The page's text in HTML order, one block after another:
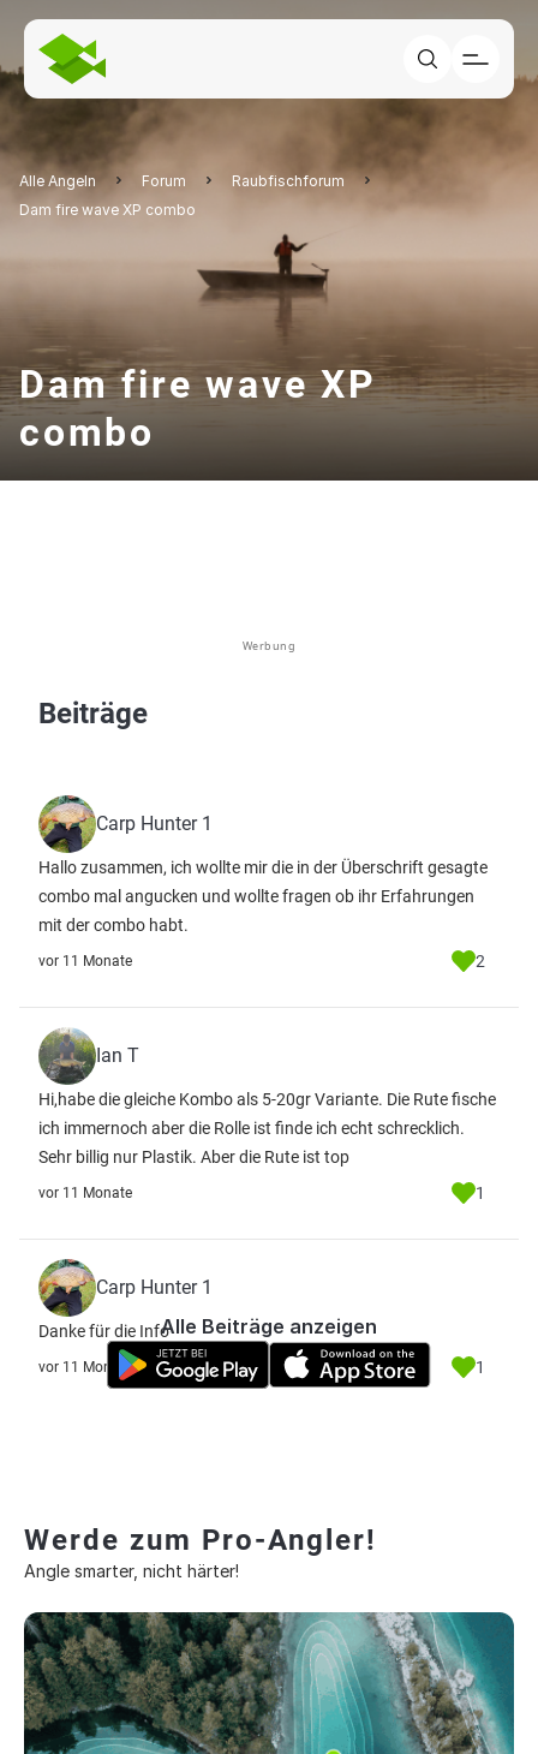
Alle Angeln Forum
Raubfischforum
Dam fire wave XP combo
Dam fire wave XP
combo
Werbung
Beiträge
Carp Hunter 1
Hallo zusammen, ich wollte mir die in der Überschrift gesagte
combo mal angucken und wollte fragen ob ihr Erfahrungen
mit der combo habt.
vor 11 Monate 2
Ian T
Hi,habe die gleiche Kombo als 5-20gr Variante. Die Rute fische
ich immernoch aber die Rolle ist finde ich echt schrecklich.
Sehr billig nur Plastik. Aber die Rute ist top
vor 11 Monate 1
Carp Hunter 1
Danke für die Info
vor 11 Monate 1
Alle Beiträge anzeigen
Werde zum Pro-Angler!
Angle smarter, nicht härter!